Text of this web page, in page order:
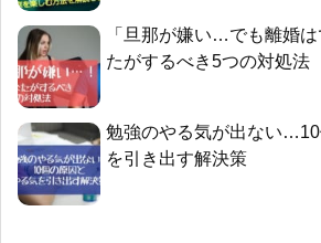
「旦那が嫌い…でも離婚
たがするべき5つの対処法
勉強のやる気が出ない
を引き出す解決策